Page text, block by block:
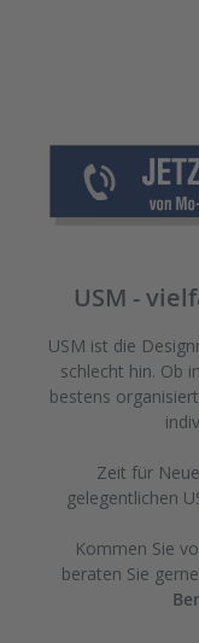
USM -
USM ist die
schlecht hin. Ob
bestens
Zeit für
gelegentlichen
Kommen Sie
beraten Sie